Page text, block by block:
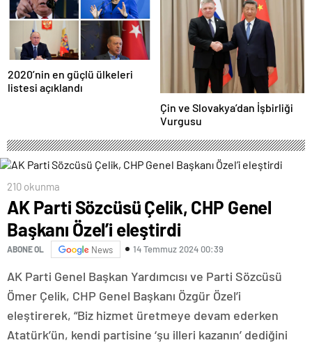
2020’nin en güçlü ülkeleri
listesi açıklandı
Çin ve Slovakya’dan İşbirliği
Vurgusu
210 okunma
AK Parti Sözcüsü Çelik, CHP Genel
Başkanı Özel’i eleştirdi
ABONE OL News 14 Temmuz 2024 00:39
AK Parti Genel Başkan Yardımcısı ve Parti Sözcüsü
Ömer Çelik, CHP Genel Başkanı Özgür Özel’i
eleştirerek, “Biz hizmet üretmeye devam ederken
Atatürk’ün, kendi partisine ‘şu illeri kazanın’ dediğini